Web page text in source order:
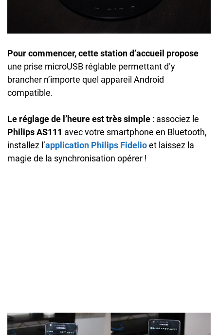
Pour commencer, cette station d’accueil propose
une prise microUSB réglable permettant d’y
brancher n’importe quel appareil Android
compatible.
Le réglage de l’heure est très simple : associez le
Philips AS111 avec votre smartphone en Bluetooth,
installez l’application Philips Fidelioet laissez la
magie de la synchronisation opérer !